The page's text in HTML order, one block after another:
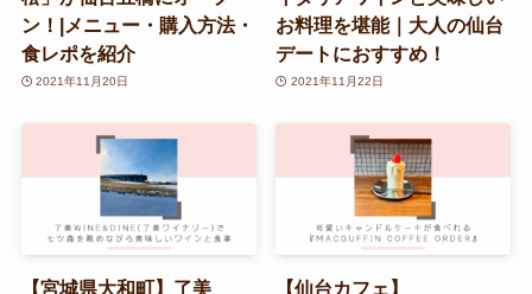
ン！|メニュー・購入方法・
食レポを紹介
2021年11月20日
お料理を堪能｜大人の仙台
デートにおすすめ！
2021年11月22日
【宮城県大和町】了美 【仙台カフェ】